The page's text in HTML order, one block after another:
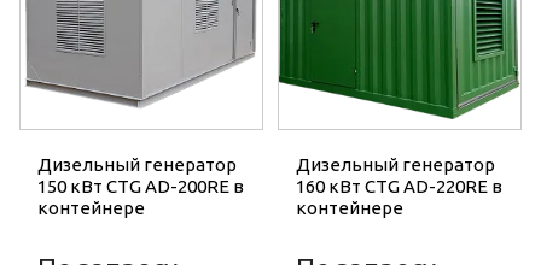
Дизельный генератор
150 кВт CTG AD-200RE в
контейнере
Дизельный генератор
160 кВт CTG AD-220RE в
контейнере